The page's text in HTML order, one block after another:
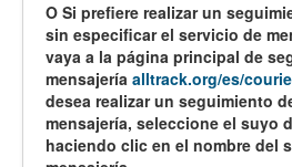
O Si prefiere realizar un
sin especificar el servicio de
vaya a la página principal de
mensajería alltrack.org/es/
desea realizar un seguimiento
mensajería, seleccione el suyo
haciendo clic en el nombre del